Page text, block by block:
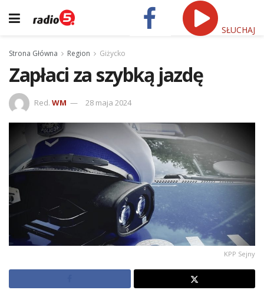
SŁUCHAJ
Strona Główna Region Giżycko
Zapłaci za szybką jazdę
Red. WM 28 maja 2024
KPP Sejny